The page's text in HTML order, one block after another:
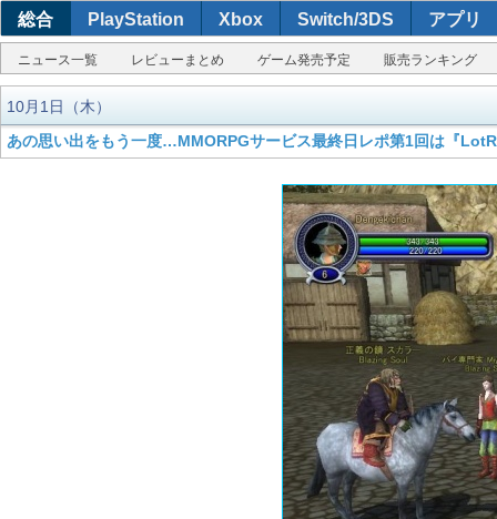
総合 PlayStation Xbox Switch/3DS アプリ
ニュース一覧 レビューまとめ ゲーム発売予定 販売ランキング
10月1日（木）
あの思い出をもう一度…MMORPGサービス最終日レポ第1回は『